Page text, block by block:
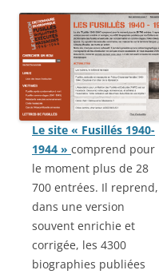
Le site « Fusillés 1940-
1944 » comprend pour
le moment plus de 28
700 entrées. Il reprend,
dans une version
souvent enrichie et
corrigée, les 4300
biographies publiées